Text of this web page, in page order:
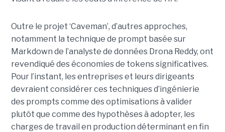
Outre le projet ‘Caveman’, d’autres approches,
notamment la technique de prompt basée sur
Markdown de l’analyste de données Drona Reddy, ont
revendiqué des économies de tokens significatives.
Pour l’instant, les entreprises et leurs dirigeants
devraient considérer ces techniques d’ingénierie
des prompts comme des optimisations à valider
plutôt que comme des hypothèses à adopter, les
charges de travail en production déterminant en fin